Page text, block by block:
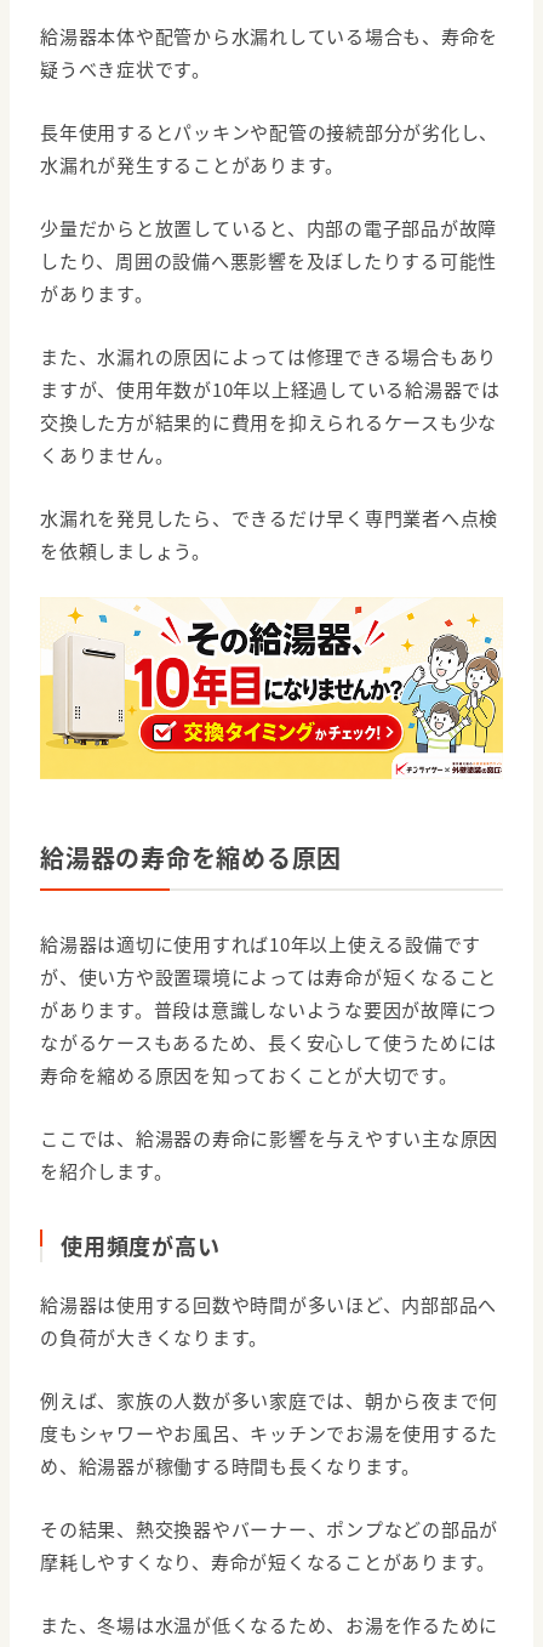
給湯器本体や配管から水漏れしている場合も、寿命を
疑うべき症状です。
長年使用するとパッキンや配管の接続部分が劣化し、
水漏れが発生することがあります。
少量だからと放置していると、内部の電子部品が故障
したり、周囲の設備へ悪影響を及ぼしたりする可能性
があります。
また、水漏れの原因によっては修理できる場合もあり
ますが、使用年数が10年以上経過している給湯器では
交換した方が結果的に費用を抑えられるケースも少な
くありません。
水漏れを発見したら、できるだけ早く専門業者へ点検
を依頼しましょう。
給湯器の寿命を縮める原因
給湯器は適切に使用すれば10年以上使える設備です
が、使い方や設置環境によっては寿命が短くなること
があります。普段は意識しないような要因が故障につ
ながるケースもあるため、長く安心して使うためには
寿命を縮める原因を知っておくことが大切です。
ここでは、給湯器の寿命に影響を与えやすい主な原因
を紹介します。
使用頻度が高い
給湯器は使用する回数や時間が多いほど、内部部品へ
の負荷が大きくなります。
例えば、家族の人数が多い家庭では、朝から夜まで何
度もシャワーやお風呂、キッチンでお湯を使用するた
め、給湯器が稼働する時間も長くなります。
その結果、熱交換器やバーナー、ポンプなどの部品が
摩耗しやすくなり、寿命が短くなることがあります。
また、冬場は水温が低くなるため、お湯を作るために